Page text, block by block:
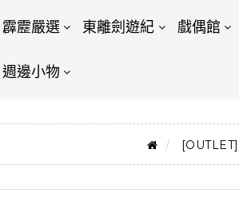
霹靂嚴選 東離劍遊紀 戲偶館
週邊小物